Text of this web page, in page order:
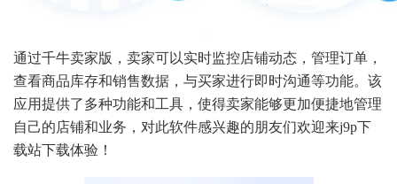
通过千牛卖家版，卖家可以实时监控店铺动态，管理订单，
查看商品库存和销售数据，与买家进行即时沟通等功能。该
应用提供了多种功能和工具，使得卖家能够更加便捷地管理
自己的店铺和业务，对此软件感兴趣的朋友们欢迎来j9p下
载站下载体验！